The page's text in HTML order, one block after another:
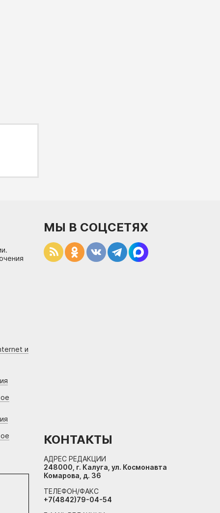
и
МЫ В СОЦСЕТЯХ
КОНТАКТЫ
АДРЕС РЕДАКЦИИ
248000, г. Калуга, ул. Космонавта
Комарова, д. 36
ТЕЛЕФОН/ФАКС
+7(4842)79-04-54